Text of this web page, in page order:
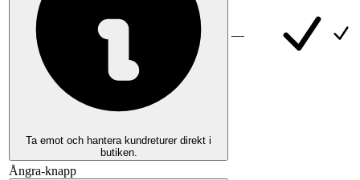
Ta emot och hantera kundreturer direkt i
butiken.
—
Ångra-knapp